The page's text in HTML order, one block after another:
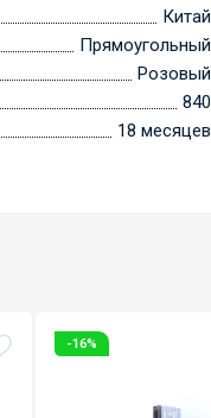
Китай
Прямоугольный
Розовый
840
18 месяцев
-16%